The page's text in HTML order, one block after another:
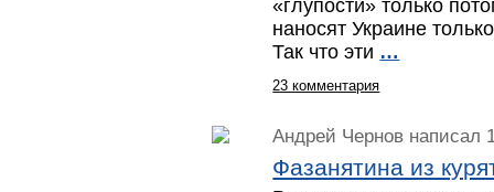
«глупости» только
наносят Украине
Так что эти …
23 комментария
Андрей Чернов написал
Фазанятина из